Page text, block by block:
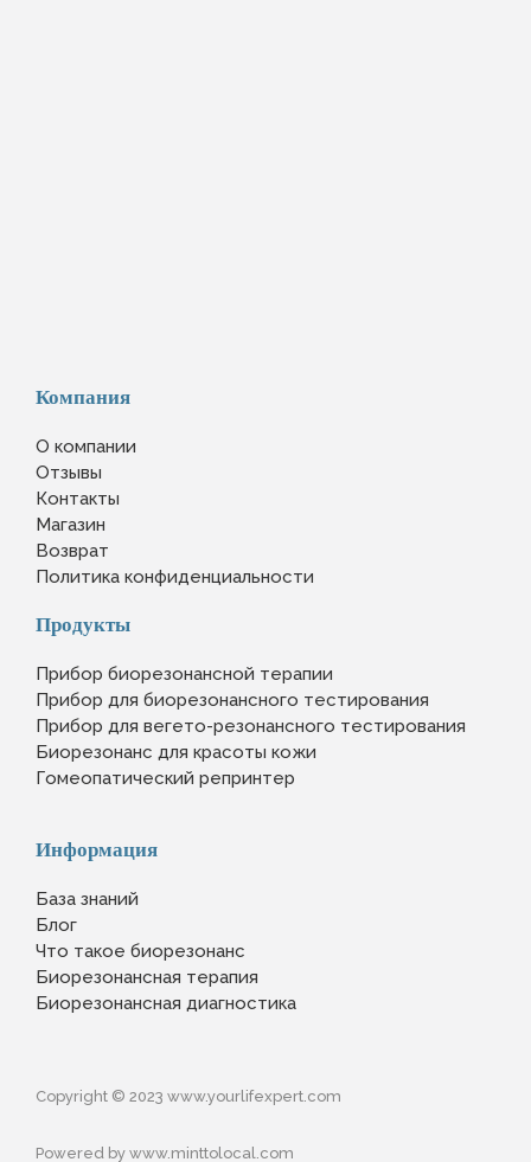
Компания
О компании
Отзывы
Контакты
Магазин
Возврат
Политика конфиденциальности
Продукты
Прибор биорезонансной терапии
Прибор для биорезонансного тестирования
Прибор для вегето-резонансного тестирования
Биорезонанс для красоты кожи
Гомеопатический репринтер
Информация
База знаний
Блог
Что такое биорезонанс
Биорезонансная терапия
Биорезонансная диагностика
Copyright © 2023 www.yourlifexpert.com
Powered by www.minttolocal.com